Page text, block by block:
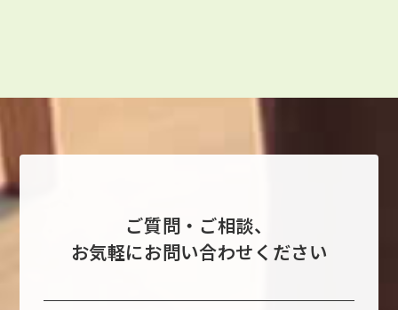
ご質問・ご相談、
お気軽にお問い合わせください